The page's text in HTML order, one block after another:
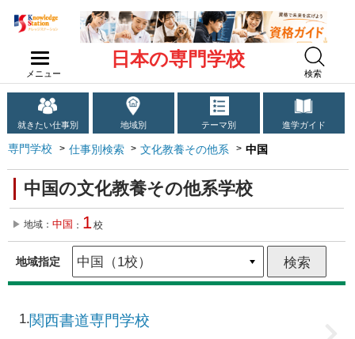
メニュー
日本の専門学校
検索
就きたい仕事別 地域別 テーマ別 進学ガイド
専門学校 仕事別検索 文化教養その他系 中国
中国の文化教養その他系学校
地域： 中国 ： 1校
地域指定
1 関西書道専門学校